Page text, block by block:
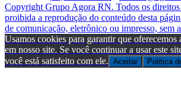
Copyright Grupo Agora RN. Todos os direitos
proibida a reprodução do conteúdo desta
de comunicação, eletrônico ou impresso, sem
Usamos cookies para garantir que oferecemos
em nosso site. Se você continuar a usar este
você está satisfeito com ele. Aceitar Politica